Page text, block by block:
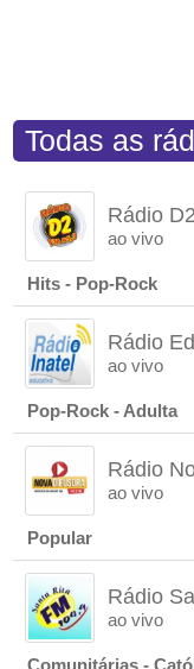
Todas as
Rádio
ao vivo
Hits - Pop-Rock
Rádio
ao vivo
Pop-Rock - Adulta
Rádio
ao vivo
Popular
Rádio
ao vivo
Comunitárias -